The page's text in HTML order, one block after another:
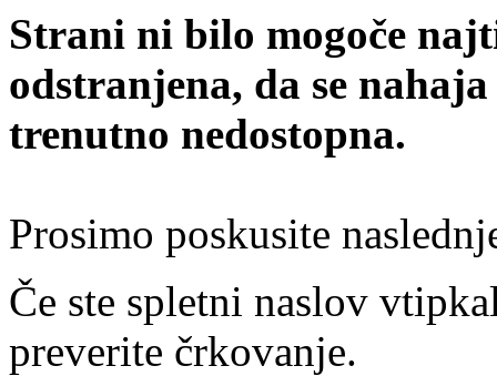
Strani ni bilo mogoče
odstranjena, da se
trenutno nedostopna.
Prosimo poskusite
Če ste spletni naslov
preverite črkovanje.